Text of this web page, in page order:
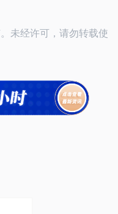
未经许可，请勿转载使